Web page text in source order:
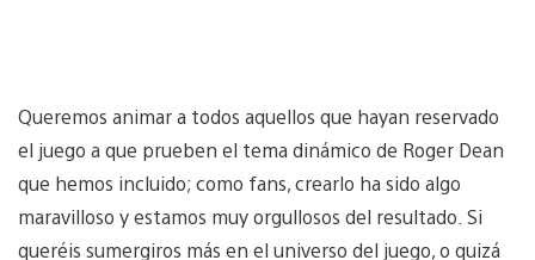
Queremos animar a todos aquellos que hayan reservado
el juego a que prueben el tema dinámico de Roger Dean
que hemos incluido; como fans, crearlo ha sido algo
maravilloso y estamos muy orgullosos del resultado. Si
queréis sumergiros más en el universo del juego, o quizá